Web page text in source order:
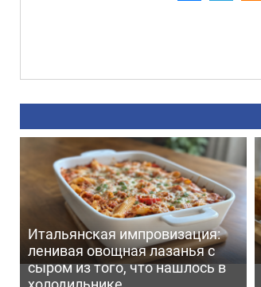
Итальянская импровизация:
ленивая овощная лазанья с
сыром из того, что нашлось в